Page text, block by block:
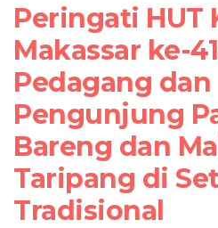
Peringati HUT
Makassar ke-
Pedagang dan
Pengunjung
Bareng dan
Taripang di
Tradisional